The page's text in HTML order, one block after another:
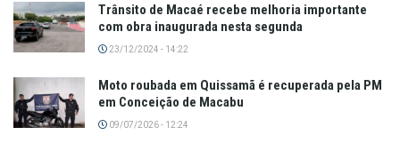
Trânsito de Macaé recebe melhoria importante
com obra inaugurada nesta segunda
23/12/2024 - 14:22
Moto roubada em Quissamã é recuperada pela PM
em Conceição de Macabu
09/07/2026 - 12:24